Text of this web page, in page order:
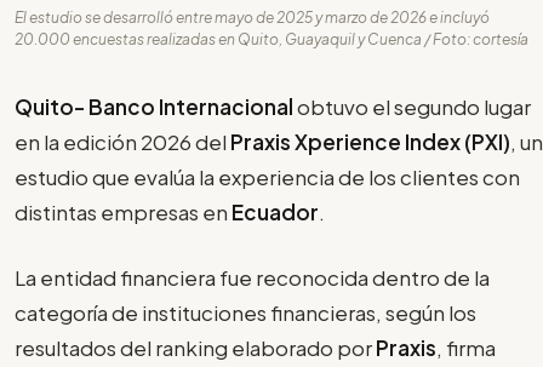
El estudio se desarrolló entre mayo de 2025 y marzo de 2026 e incluyó
20.000 encuestas realizadas en Quito, Guayaquil y Cuenca / Foto: cortesía
Quito- Banco Internacionalobtuvo el segundo lugar
en la edición 2026 del Praxis Xperience Index (PXI), un
estudio que evalúa la experiencia de los clientes con
distintas empresas en Ecuador.
La entidad financiera fue reconocida dentro de la
categoría de instituciones financieras, según los
resultados del ranking elaborado porPraxis, firma